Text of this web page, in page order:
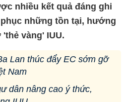
nhiều kết quả đáng ghi
những tồn tại, hướng
vàng' IUU.
Lan thúc đẩy EC sớm gỡ
Nam
dân nâng cao ý thức,